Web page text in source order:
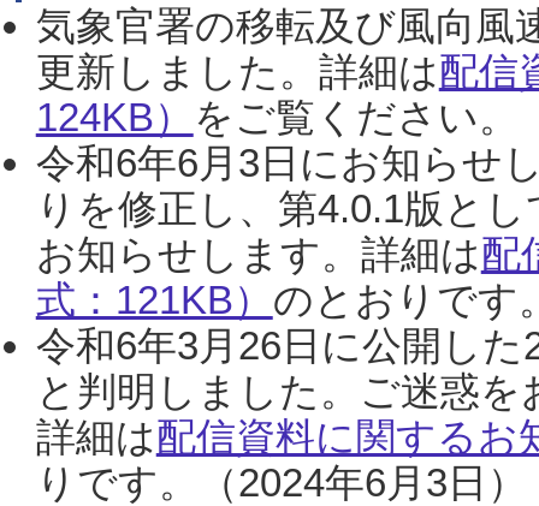
気象官署の移転及び風向風
更新しました。詳細は配信
124KB） をご覧ください。
令和6年6月3日にお知らせ
りを修正し、第4.0.1版と
お知らせします。詳細は配
式：121KB） のとおりです
令和6年3月26日に公開し
と判明しました。ご迷惑
詳細は配信資料に関するお
りです。（2024年6月3日）